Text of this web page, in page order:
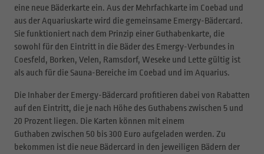
eine neue Bäderkarte ein. Aus der Mehrfachkarte im Coebad und
aus der Aquariuskarte wird die gemeinsame Emergy-Bädercard.
Sie funktioniert nach dem Prinzip einer Guthabenkarte, die
sowohl für den Eintritt in die Bäder des Emergy-Verbundes in
Coesfeld, Borken, Velen, Ramsdorf, Weseke und Lette gültig ist
als auch für die Sauna-Bereiche im Coebad und im Aquarius.
Die Inhaber der Emergy-Bädercard profitieren dabei von Rabatten
auf den Eintritt, die je nach Höhe des Guthabens zwischen 5 und
20 Prozent liegen. Die Karten können mit einem
Guthaben zwischen 50 bis 300 Euro aufgeladen werden. Zu
bekommen ist die neue Bädercard in den jeweiligen Bädern der